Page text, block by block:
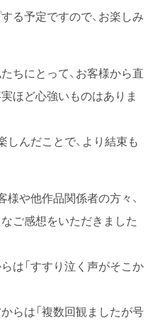
る予定ですので、お楽しみ
ちにとって、お客様から直
ほど心強いものはありま
しんだことで、より結束も
様や他作品関係者の方々、
ご感想をいただきました
は「すすり泣く声がそこか
らは「複数回観ましたが号